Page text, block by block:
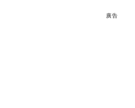
廣告